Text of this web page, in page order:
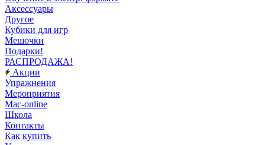
Аксессуары
Другое
Кубики для игр
Мешочки
Подарки!
РАСПРОДАЖА!
Акции
Упражнения
Мероприятия
Mac-online
Школа
Контакты
Как купить